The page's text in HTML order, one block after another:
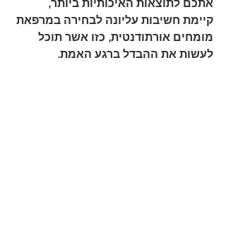
אתכם לתוצאות האיכותיות ביותר,
קיימת חשיבות עליונה לבחירה במרפאת
מומחים אורתודנטית, כזו אשר תוכל
לעשות את ההבדל ברגע האמת.